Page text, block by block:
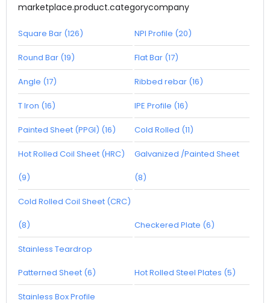
marketplace.product.categorycompany
Square Bar (126) NPI Profile (20)
Round Bar (19) Flat Bar (17)
Angle (17) Ribbed rebar (16)
T Iron (16) IPE Profile (16)
Painted Sheet (PPGI) (16) Cold Rolled (11)
Hot Rolled Coil Sheet (HRC)
(9)
Galvanized /Painted Sheet
(8)
Cold Rolled Coil Sheet (CRC)
(8) Checkered Plate (6)
Stainless Teardrop
Patterned Sheet (6) Hot Rolled Steel Plates (5)
Stainless Box Profile